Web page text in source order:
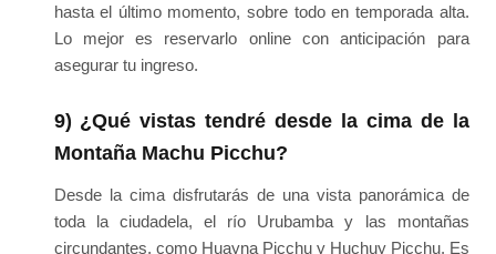
hasta el último momento, sobre todo en temporada alta.
Lo mejor es reservarlo online con anticipación para
asegurar tu ingreso.
9) ¿Qué vistas tendré desde la cima de la
Montaña Machu Picchu?
Desde la cima disfrutarás de una vista panorámica de
toda la ciudadela, el río Urubamba y las montañas
circundantes, como Huayna Picchu y Huchuy Picchu. Es